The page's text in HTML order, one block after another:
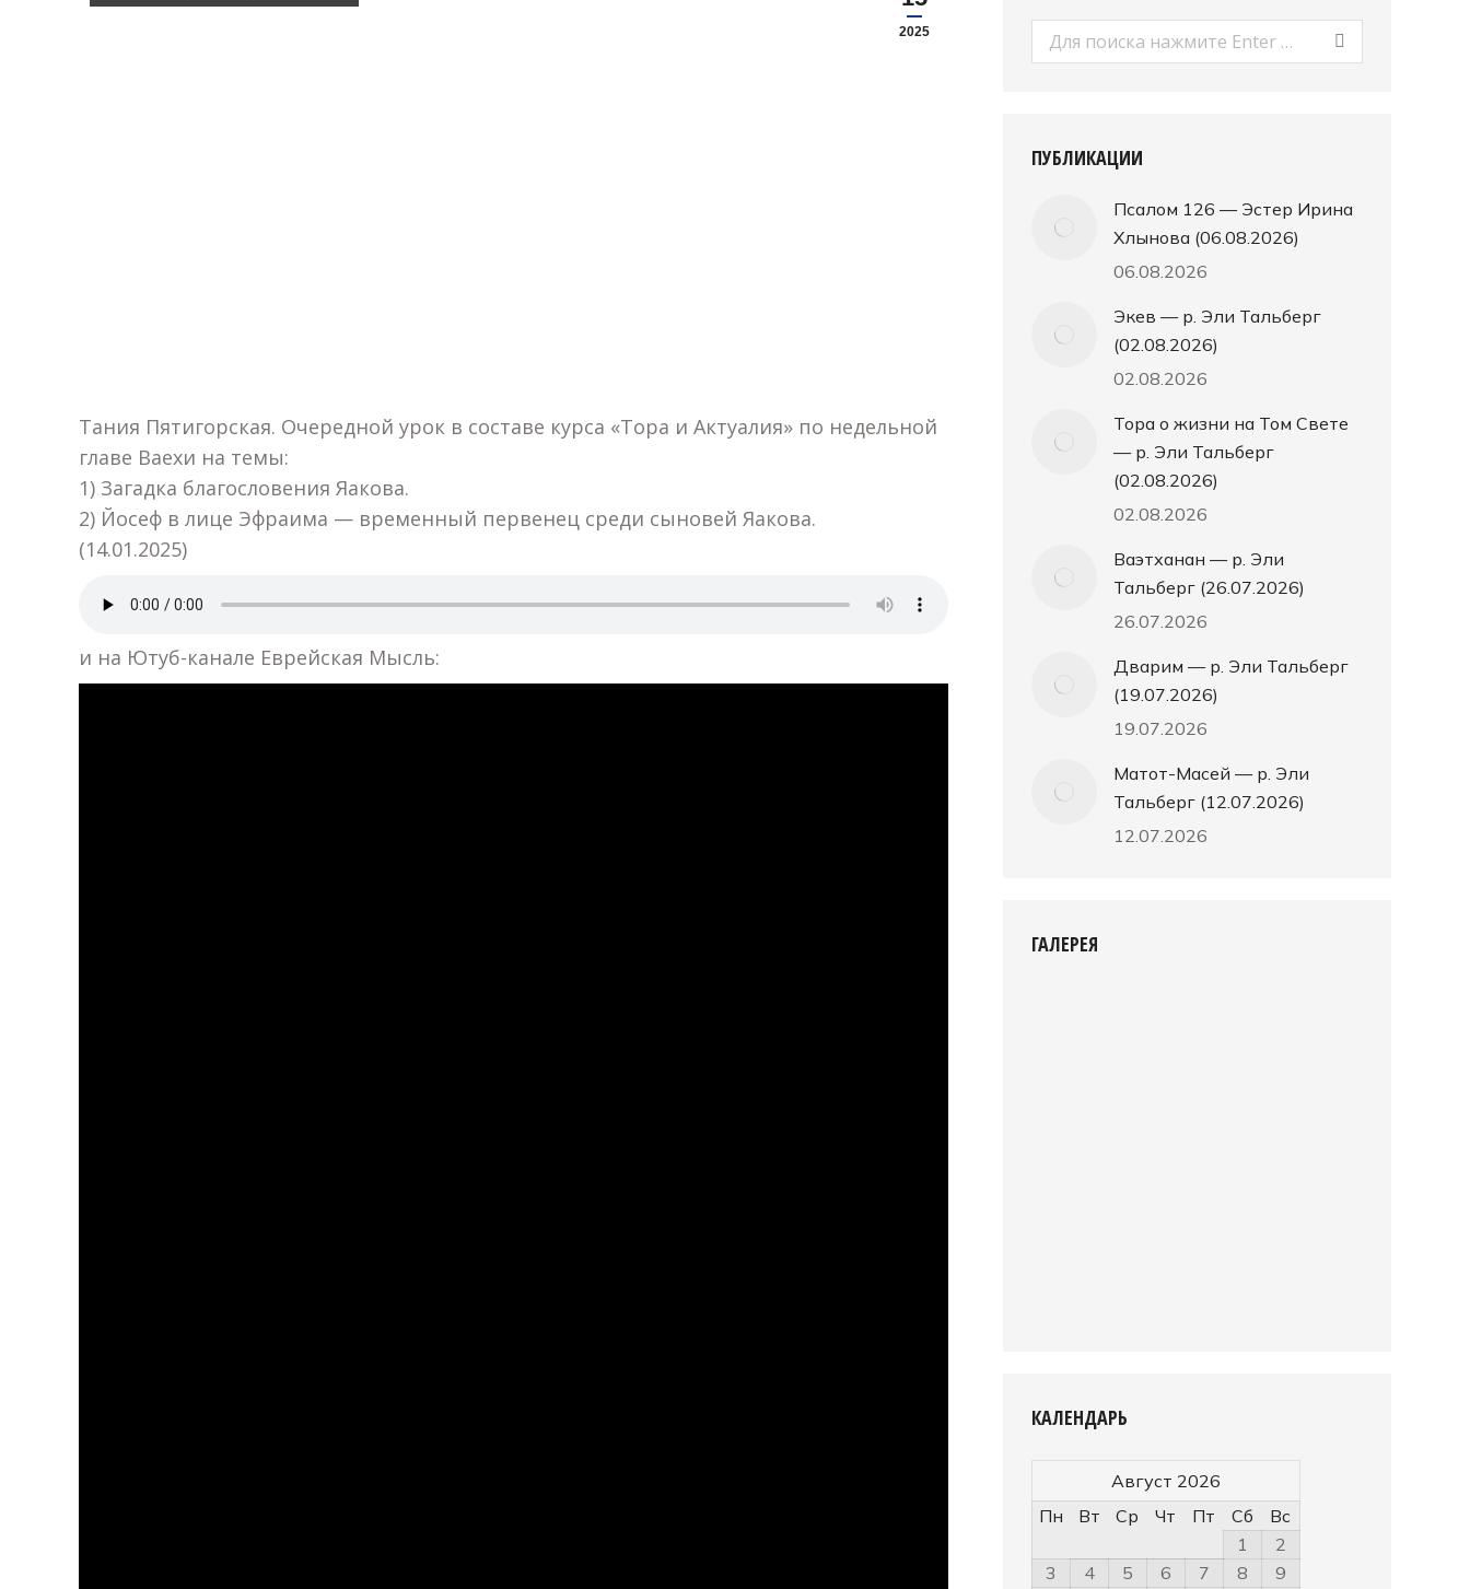
2025
Тания Пятигорская. Очередной урок в составе курса «Тора и Актуалия» по недельной
главе Ваехи на темы:
1) Загадка благословения Яакова.
2) Йосеф в лице Эфраима — временный первенец среди сыновей Яакова.
(14.01.2025)
и на Ютуб-канале Еврейская Мысль:
Поиск:
ПУБЛИКАЦИИ
Псалом 126 — Эстер Ирина
Хлынова (06.08.2026)
06.08.2026
Экев — р. Эли Тальберг
(02.08.2026)
02.08.2026
Тора о жизни на Том Свете
— р. Эли Тальберг
(02.08.2026)
02.08.2026
Ваэтханан — р. Эли
Тальберг (26.07.2026)
26.07.2026
Дварим — р. Эли Тальберг
(19.07.2026)
19.07.2026
Матот-Масей — р. Эли
Тальберг (12.07.2026)
12.07.2026
ГАЛЕРЕЯ
КАЛЕНДАРЬ
Август 2026
Пн
Вт Ср Чт Пт Сб
Вс
1
2
3
4 5 6 7 8
9